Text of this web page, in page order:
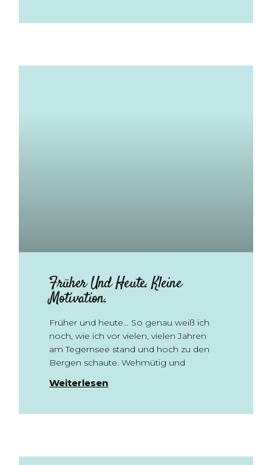
Früher Und Heute. Kleine
Motivation.
Früher und heute… So genau weiß ich
noch, wie ich vor vielen, vielen Jahren
am Tegernsee stand und hoch zu den
Bergen schaute. Wehmütig und
Weiterlesen